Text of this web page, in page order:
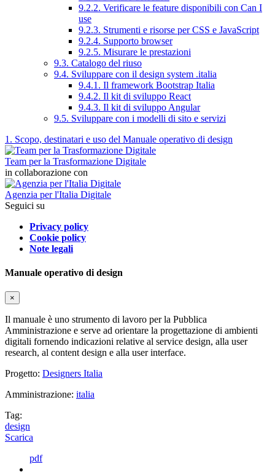
9.2.2. Verificare le feature disponibili con Can I
use
9.2.3. Strumenti e risorse per CSS e JavaScript
9.2.4. Supporto browser
9.2.5. Misurare le prestazioni
9.3. Catalogo del riuso
9.4. Sviluppare con il design system .italia
9.4.1. Il framework Bootstrap Italia
9.4.2. Il kit di sviluppo React
9.4.3. Il kit di sviluppo Angular
9.5. Sviluppare con i modelli di sito e servizi
1. Scopo, destinatari e uso del Manuale operativo di design
Team per la Trasformazione Digitale
in collaborazione con
Agenzia per l'Italia Digitale
Seguici su
Privacy policy
Cookie policy
Note legali
Manuale operativo di design
×
Il manuale è uno strumento di lavoro per la Pubblica
Amministrazione e serve ad orientare la progettazione di ambienti
digitali fornendo indicazioni relative al service design, alla user
research, al content design e alla user interface.
Progetto: Designers Italia
Amministrazione: italia
Tag:
design
Scarica
pdf